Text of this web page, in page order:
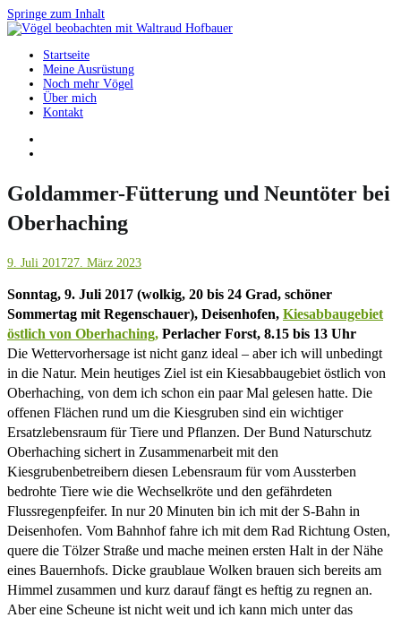
Springe zum Inhalt
Vögel beobachten mit Waltraud Hofbauer
Startseite
Meine Ausrüstung
Noch mehr Vögel
Über mich
Kontakt
Goldammer-Fütterung und Neuntöter bei
Oberhaching
9. Juli 201727. März 2023
Sonntag, 9. Juli 2017 (wolkig, 20 bis 24 Grad, schöner
Sommertag mit Regenschauer), Deisenhofen, Kiesabbaugebiet
östlich von Oberhaching, Perlacher Forst, 8.15 bis 13 Uhr
Die Wettervorhersage ist nicht ganz ideal – aber ich will unbedingt
in die Natur. Mein heutiges Ziel ist ein Kiesabbaugebiet östlich von
Oberhaching, von dem ich schon ein paar Mal gelesen hatte. Die
offenen Flächen rund um die Kiesgruben sind ein wichtiger
Ersatzlebensraum für Tiere und Pflanzen. Der Bund Naturschutz
Oberhaching sichert in Zusammenarbeit mit den
Kiesgrubenbetreibern diesen Lebensraum für vom Aussterben
bedrohte Tiere wie die Wechselkröte und den gefährdeten
Flussregenpfeifer. In nur 20 Minuten bin ich mit der S-Bahn in
Deisenhofen. Vom Bahnhof fahre ich mit dem Rad Richtung Osten,
quere die Tölzer Straße und mache meinen ersten Halt in der Nähe
eines Bauernhofs. Dicke graublaue Wolken brauen sich bereits am
Himmel zusammen und kurz darauf fängt es heftig zu regnen an.
Aber eine Scheune ist nicht weit und ich kann mich unter das